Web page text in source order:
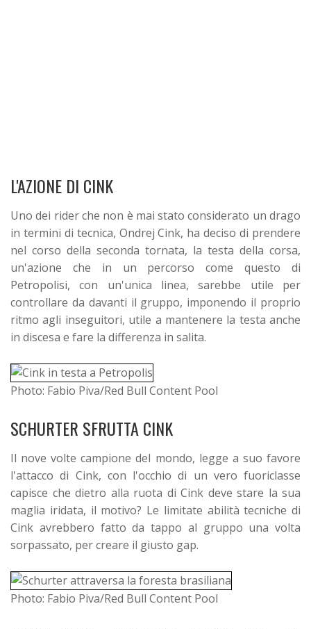
L'AZIONE DI CINK
Uno dei rider che non è mai stato considerato un drago
in termini di tecnica, Ondrej Cink, ha deciso di prendere
nel corso della seconda tornata, la testa della corsa,
un'azione che in un percorso come questo di
Petropolisi, con un'unica linea, sarebbe utile per
controllare da davanti il gruppo, imponendo il proprio
ritmo agli inseguitori, utile a mantenere la testa anche
in discesa e fare la differenza in salita.
Photo: Fabio Piva/Red Bull Content Pool
SCHURTER SFRUTTA CINK
Il nove volte campione del mondo, legge a suo favore
l'attacco di Cink, con l'occhio di un vero fuoriclasse
capisce che dietro alla ruota di Cink deve stare la sua
maglia iridata, il motivo? Le limitate abilità tecniche di
Cink avrebbero fatto da tappo al gruppo una volta
sorpassato, per creare il giusto gap.
Photo: Fabio Piva/Red Bull Content Pool